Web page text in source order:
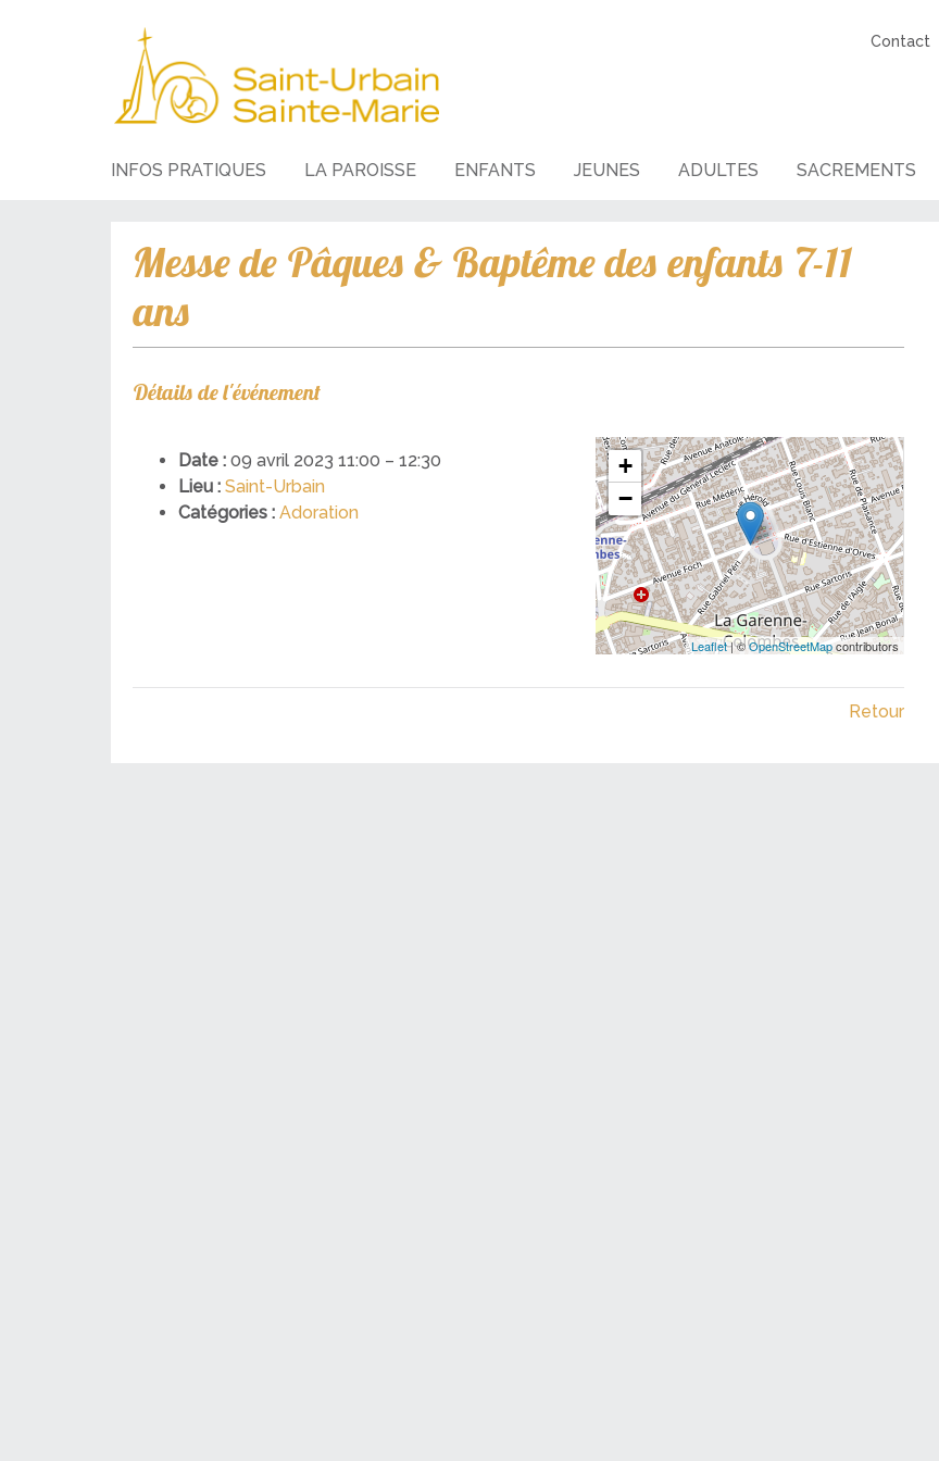
Contact
INFOS PRATIQUES LA PAROISSE ENFANTS JEUNES ADULTES SACREMENTS
Messe de Pâques & Baptême des enfants 7-11
ans
Détails de l'événement
Date : 09 avril 2023 11:00 – 12:30
Lieu : Saint-Urbain
Catégories : Adoration
+
−
Leaflet| ©OpenStreetMapcontributors
Retour